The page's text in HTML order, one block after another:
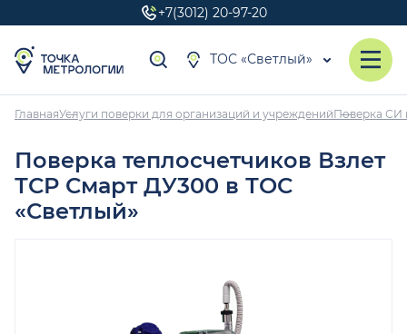
+7(3012) 20-97-20
ТОС «Светлый»
ГлавнаяУслуги поверки для организаций и учрежденийПоверка СИ
Поверка теплосчетчиков Взлет
ТСР Смарт ДУ300 в ТОС
«Светлый»